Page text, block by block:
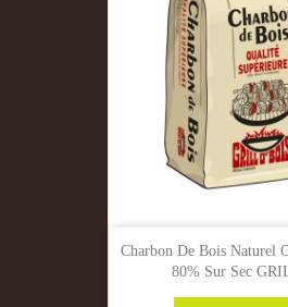
Charbon De Bois Naturel
80% Sur Sec